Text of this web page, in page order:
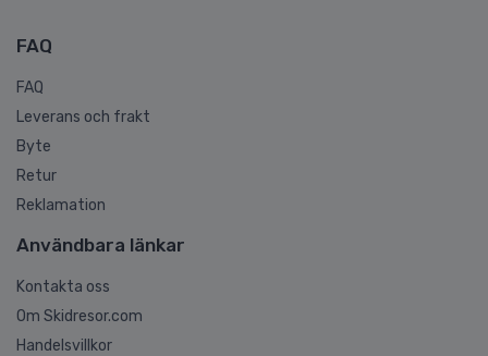
FAQ
FAQ
Leverans och frakt
Byte
Retur
Reklamation
Användbara länkar
Kontakta oss
Om Skidresor.com
Handelsvillkor